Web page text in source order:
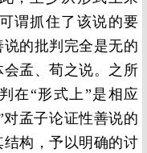
谓抓住了该说的要
的批判完全是无的
孟、荀之说。之所
在“形式上”是相应
孟子论证性善说的
构，予以明确的讨